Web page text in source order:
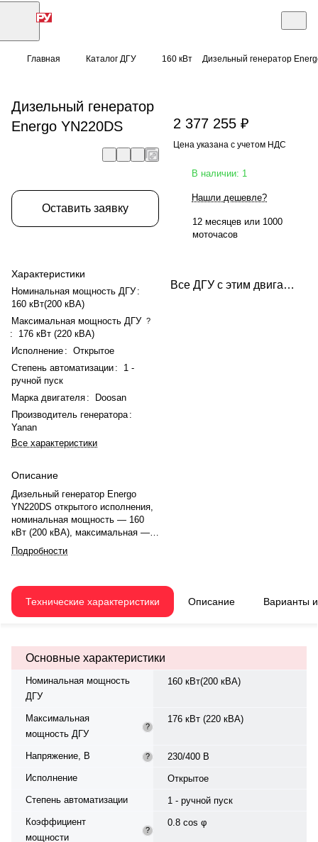
Главная Каталог ДГУ 160 кВт Дизельный генератор
Дизельный генератор
Energo YN220DS
Оставить заявку
Характеристики
Номинальная мощность ДГУ :
160 кВт(200 кВА)
Максимальная мощность ДГУ ?
:
176 кВт (220 кВА)
Исполнение : Открытое
Степень автоматизации :
1 -
ручной пуск
Марка двигателя :
Doosan
Производитель генератора :
Yanan
Все характеристики
Описание
Дизельный генератор Energo
YN220DS открытого исполнения,
номинальная мощность — 160
кВт (200 кВА), максимальная —
176 кВт (220 кВА). Двигатель
Doosan P086TI, рядный, 6-
оборотов. Система охлаждения
жидкостная. Частота вращения
В, 50 Гц. Производитель
генератора — Yanan, модель
Панель управления — Deepsea
DSE 4520, степень защиты IP 23.
мм. Страна происхождения —
Китай, гарантия — 12 месяцев
Подробности
2 377 255 ₽
Цена указана с учетом НДС
В наличии: 1
Нашли дешевле?
12 месяцев или 1000
моточасов
Все ДГУ с этим двигателем
Технические характеристики Описание Варианты
Основные характеристики
Номинальная мощность
ДГУ
160 кВт(200 кВА)
Максимальная
мощность ДГУ
?
176 кВт (220 кВА)
Напряжение, В ?
230/400 В
Исполнение
Открытое
Степень автоматизации
1 - ручной пуск
Коэффициент
мощности
?
0.8 cos φ